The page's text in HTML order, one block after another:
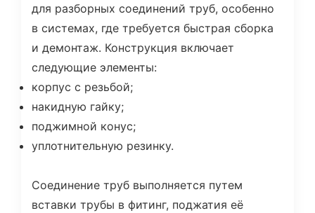
для разборных соединений труб, особенно
в системах, где требуется быстрая сборка
и демонтаж. Конструкция включает
следующие элементы:
корпус с резьбой;
накидную гайку;
поджимной конус;
уплотнительную резинку.
Соединение труб выполняется путем
вставки трубы в фитинг, поджатия её